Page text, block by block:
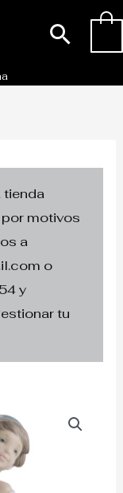
tienda
motivos
a
o
y
tu